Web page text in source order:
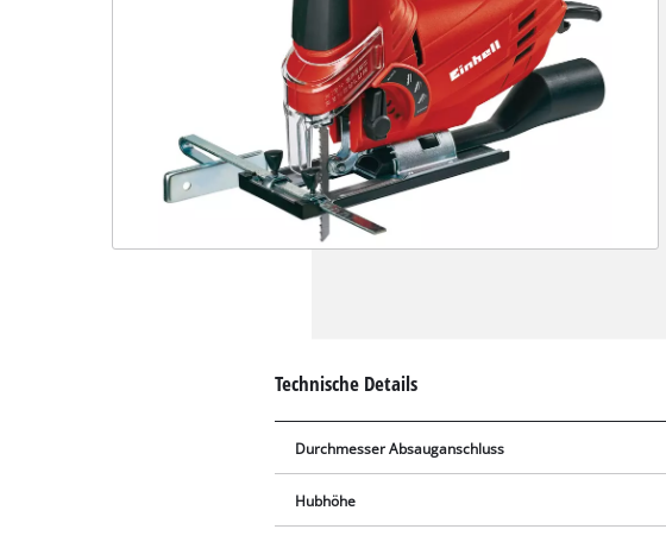
Technische Details
Durchmesser Absauganschluss
Hubhöhe